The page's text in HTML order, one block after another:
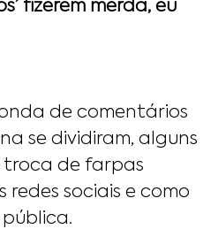
fizerem merda, eu
de comentários
se dividiram, alguns
troca de farpas
sociais e como